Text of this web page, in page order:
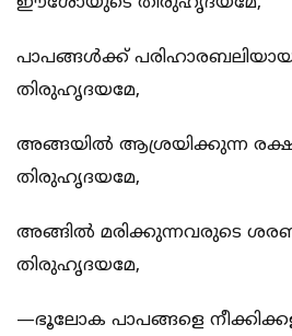
പാപങ്ങള്‍ക്ക്
തിരുഹൃദയമേ,
അങ്ങയില്‍ ആശ്രയിക്കുന്ന
തിരുഹൃദയമേ,
അങ്ങില്‍ മരിക്കുന്നവരുടെ
തിരുഹൃദയമേ,
—ഭൂലോക പാപങ്ങളെ